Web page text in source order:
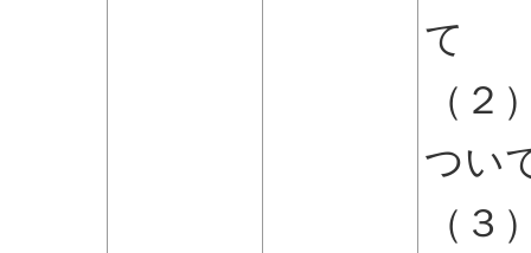
て
（
つい
（